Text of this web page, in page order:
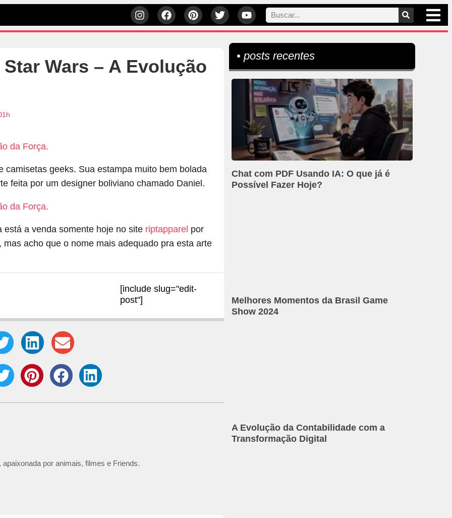
Wars – A Evolução
camisetas geeks. Sua estampa muito bem bolada
feita por um designer boliviano chamado Daniel.
a venda somente hoje no site riptapparel por
acho que o nome mais adequado pra esta arte
[include slug="edit-
post"]
por animais, filmes e Friends.
• posts recentes
Chat com PDF Usando IA: O que já é
Possível Fazer Hoje?
Melhores Momentos da Brasil Game
Show 2024
A Evolução da Contabilidade com a
Transformação Digital